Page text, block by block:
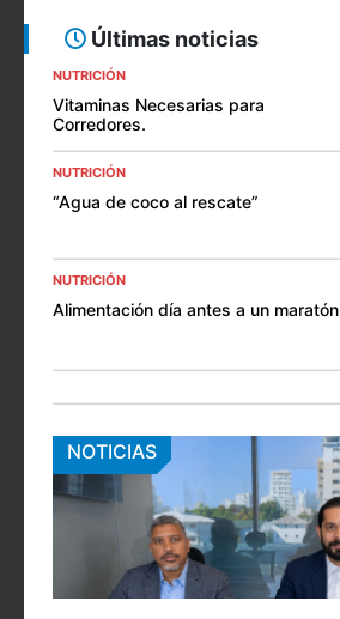
Últimas noticias
NUTRICIÓN
Vitaminas Necesarias para
Corredores.
NUTRICIÓN
“Agua de coco al rescate”
NUTRICIÓN
Alimentación día antes a un maratón
NOTICIAS